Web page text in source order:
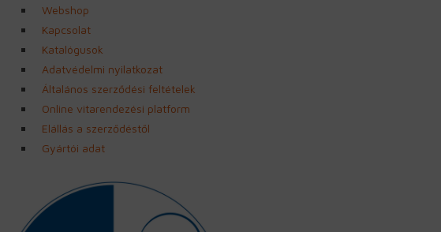
Webshop
Kapcsolat
Katalógusok
Adatvédelmi nyilatkozat
Általános szerződési feltételek
Online vitarendezési platform
Elállás a szerződéstől
Gyártói adat